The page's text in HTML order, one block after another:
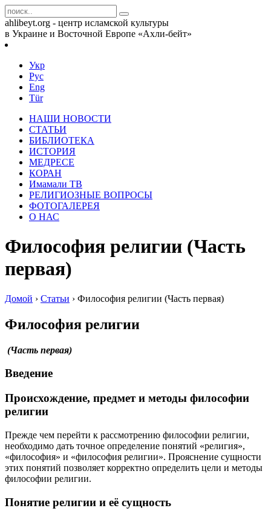
ahlibeyt.org - центр исламской культуры
в Украине и Восточной Европе «Ахли-бейт»
Укр
Рус
Eng
Tür
НАШИ НОВОСТИ
СТАТЬИ
БИБЛИОТЕКА
ИСТОРИЯ
МЕДРЕСЕ
КОРАН
Имамали ТВ
РЕЛИГИОЗНЫЕ ВОПРОСЫ
ФОТОГАЛЕРЕЯ
О НАС
Философия религии (Часть
первая)
Домой › Статьи › Философия религии (Часть первая)
Философия религии
(Часть первая)
Введение
Происхождение, предмет и методы философии
религии
Прежде чем перейти к рассмотрению философии религии,
необходимо дать точное определение понятий «религия»,
«философия» и «философия религии». Прояснение сущности
этих понятий позволяет корректно определить цели и методы
философии религии.
Понятие религии и её сущность